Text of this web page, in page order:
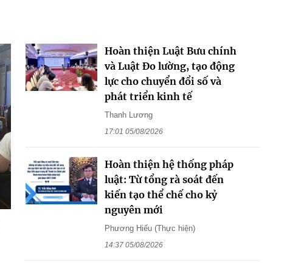
Hoàn thiện Luật Bưu chính
và Luật Đo lường, tạo động
lực cho chuyển đổi số và
phát triển kinh tế
Thanh Lương
17:01 05/08/2026
Hoàn thiện hệ thống pháp
luật: Từ tổng rà soát đến
kiến tạo thể chế cho kỷ
nguyên mới
Phương Hiếu (Thực hiện)
14:37 05/08/2026